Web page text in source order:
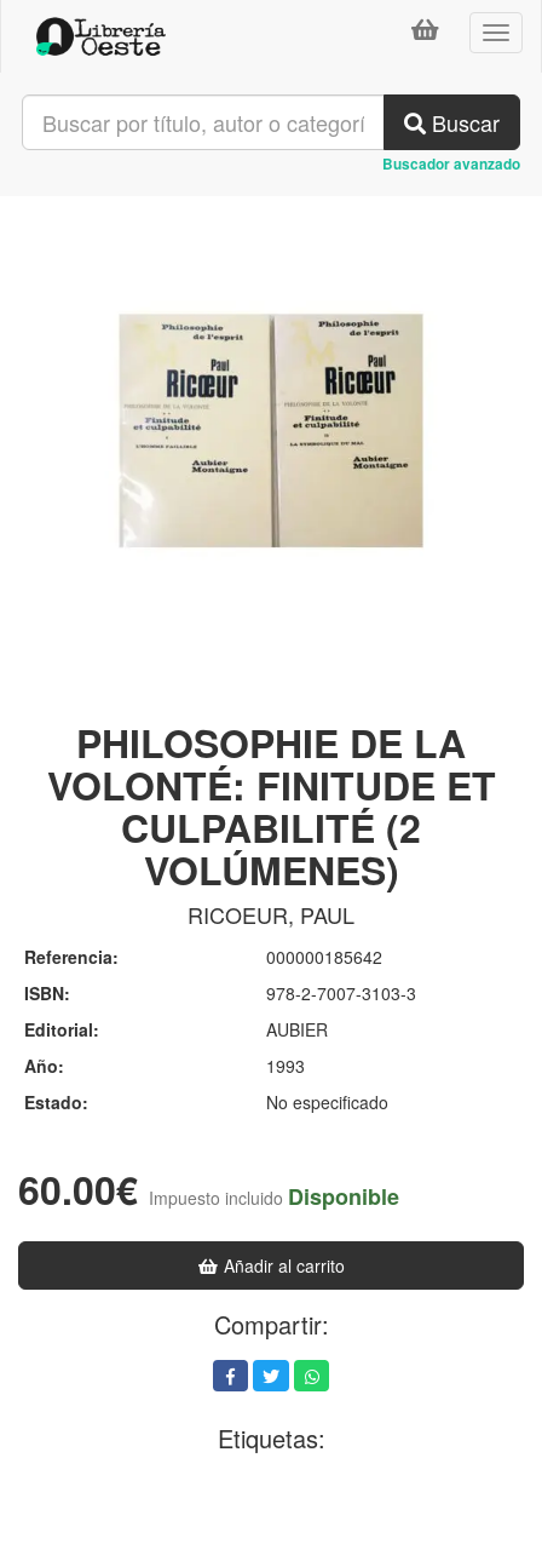
Buscar
Buscador avanzado
PHILOSOPHIE DE LA
VOLONTÉ: FINITUDE ET
CULPABILITÉ (2
VOLÚMENES)
RICOEUR, PAUL
Referencia:
000000185642
ISBN:
978-2-7007-3103-3
Editorial:
AUBIER
Año:
1993
Estado:
No especificado
60.00€ Impuesto incluido Disponible
Añadir al carrito
Compartir:
Etiquetas: